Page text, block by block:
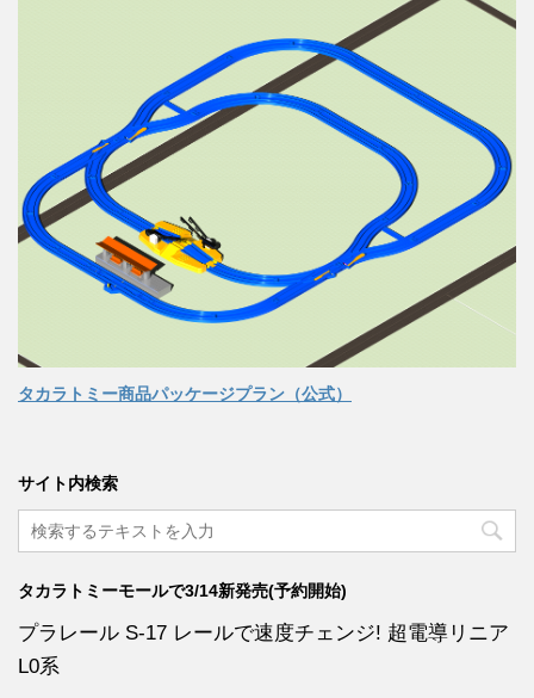
タカラトミー商品パッケージプラン（公式）
サイト内検索
タカラトミーモールで3/14新発売(予約開始)
プラレール S-17 レールで速度チェンジ! 超電導リニア
L0系